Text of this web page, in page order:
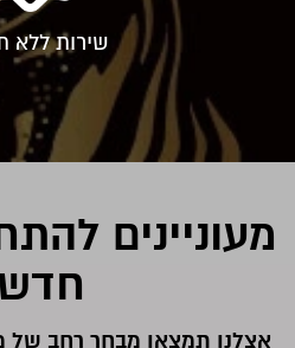
שירות ללא
מעוניינים
אצלנו תמצאו מבחר רחב של